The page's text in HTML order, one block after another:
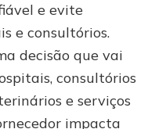
e evite
e consultórios.
decisão que vai
consultórios
e serviços
impacta